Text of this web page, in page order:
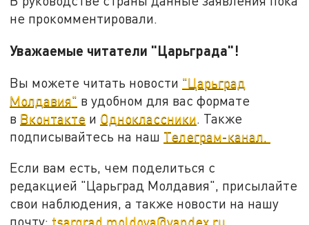
не прокомментировали.
Уважаемые читатели "Царьграда"!
Вы можете читать новости "Царьград
Молдавия" в удобном для вас формате
в Вконтакте и Одноклассники. Также
подписывайтесь на наш Телеграм-канал.
Если вам есть, чем поделиться с
редакцией "Царьград Молдавия", присылайте
свои наблюдения, а также новости на нашу
почту: tsargrad.moldova@yandex.ru